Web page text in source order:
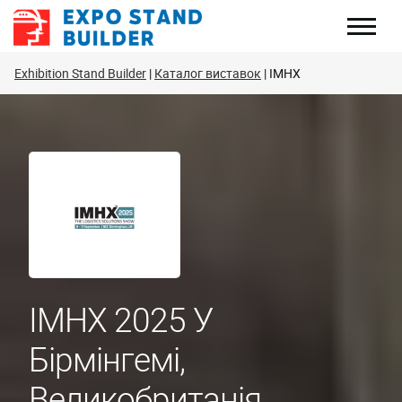
Перейти
Exhibition Stand Builder Каталог виставок IMHX
IMHX 2025 У
Бірмінгемі,